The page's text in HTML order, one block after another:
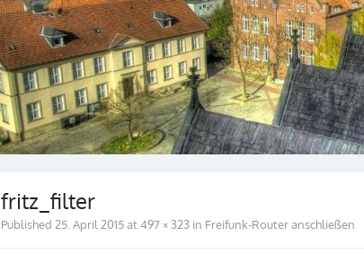
fritz_filter
Published 25. April 2015at 497 × 323 in Freifunk-Router anschließen